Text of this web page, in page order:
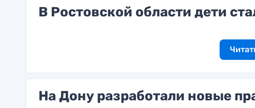
В Ростовской области дети
На Дону разработали новые